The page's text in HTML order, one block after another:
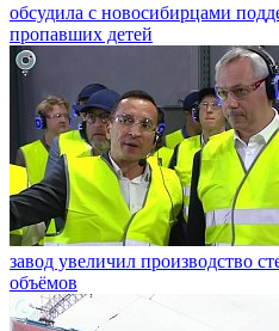
обсудила с новосибирцами
пропавших детей
завод увеличил производство
объёмов